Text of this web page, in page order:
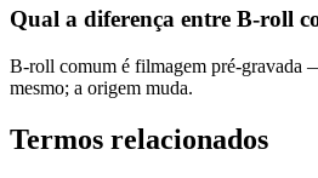
Qual a diferença entre B-roll
B-roll comum é filmagem pré-gravada
mesmo; a origem muda.
Termos relacionados